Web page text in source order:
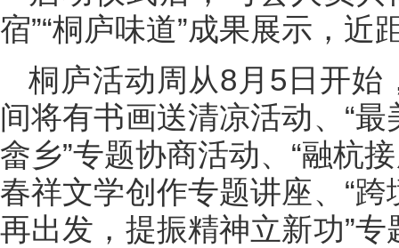
宿”“桐庐味道”成果展示，近
桐庐活动周从8月5日开始
间将有书画送清凉活动、“
畲乡”专题协商活动、“融杭
春祥文学创作专题讲座、“
再出发，提振精神立新功”